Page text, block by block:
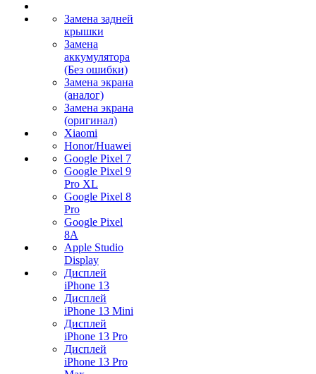
Замена задней
крышки
Замена
аккумулятора
(Без ошибки)
Замена экрана
(аналог)
Замена экрана
(оригинал)
Xiaomi
Honor/Huawei
Google Pixel 7
Google Pixel 9
Pro XL
Google Pixel 8
Pro
Google Pixel
8A
Apple Studio
Display
Дисплей
iPhone 13
Дисплей
iPhone 13 Mini
Дисплей
iPhone 13 Pro
Дисплей
iPhone 13 Pro